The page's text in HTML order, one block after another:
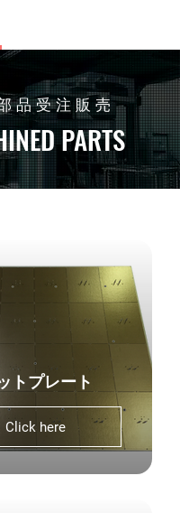
品受注販売
PARTS
トプレート
Click here